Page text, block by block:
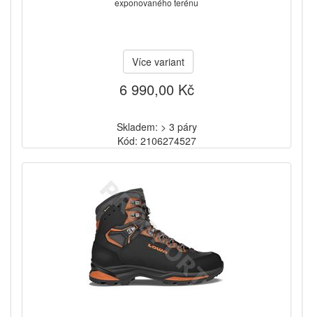
exponovaného terénu
Více variant
6 990,00 Kč
Skladem: > 3 páry
Kód: 2106274527